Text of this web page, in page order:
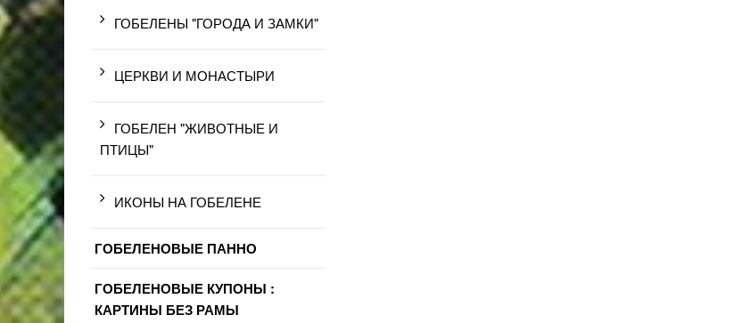
ГОБЕЛЕНЫ "ГОРОДА И ЗАМКИ"
ЦЕРКВИ И МОНАСТЫРИ
ГОБЕЛЕН "ЖИВОТНЫЕ И
ПТИЦЫ"
ИКОНЫ НА ГОБЕЛЕНЕ
ГОБЕЛЕНОВЫЕ ПАННО
ГОБЕЛЕНОВЫЕ КУПОНЫ :
КАРТИНЫ БЕЗ РАМЫ